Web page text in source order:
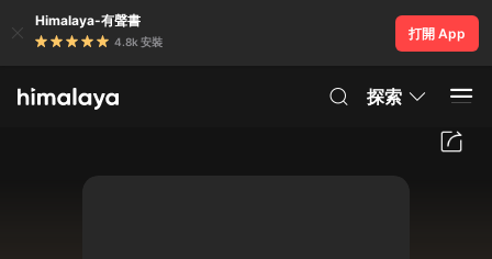
Himalaya-有聲書
4.8k 安裝
打開 App
探索